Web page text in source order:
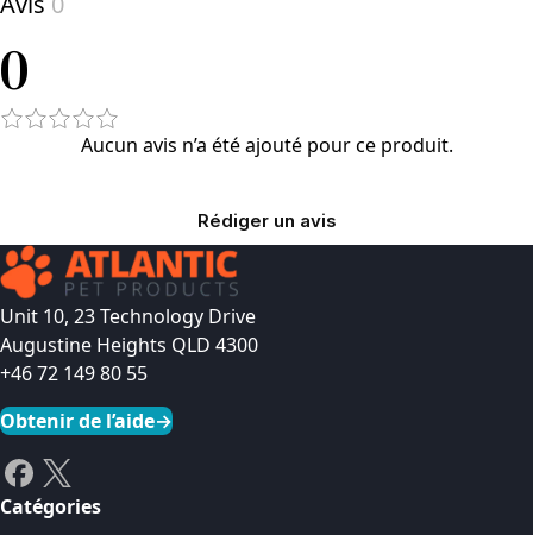
0
Aucun avis n’a été ajouté pour ce produit.
Rédiger un avis
Unit 10, 23 Technology Drive
Augustine Heights QLD 4300
+46 72 149 80 55
Obtenir de l’aide→
Catégories